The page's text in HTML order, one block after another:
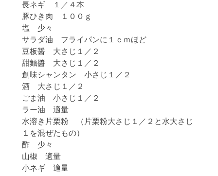
長ネギ １／４本
豚ひき肉 １００ｇ
塩 少々
サラダ油 フライパンに１ｃｍほど
豆板醤 大さじ１／２
甜麵醬 大さじ１／２
創味シャンタン 小さじ１／２
酒 大さじ１／２
ごま油 小さじ１／２
ラー油 適量
水溶き片栗粉 （片栗粉大さじ１／２と水大さじ
１を混ぜたもの）
酢 少々
山椒 適量
小ネギ 適量